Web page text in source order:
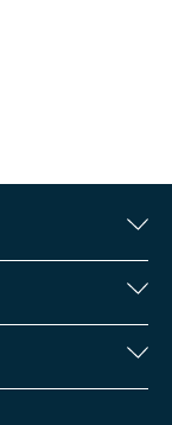
les projets de